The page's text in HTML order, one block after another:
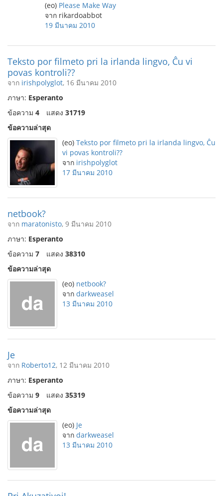
(eo) Please Make Way
จาก rikardoabbot
19 มีนาคม 2010
Teksto por filmeto pri la irlanda lingvo, Ĉu vi
povas kontroli??
จาก irishpolyglot, 16 มีนาคม 2010
ภาษา: Esperanto
ข้อความ 4 แสดง 31719
ข้อความล่าสุด
(eo) Teksto por filmeto pri la irlanda lingvo, Ĉu
vi povas kontroli??
จาก irishpolyglot
17 มีนาคม 2010
netbook?
จาก maratonisto, 9 มีนาคม 2010
ภาษา: Esperanto
ข้อความ 7 แสดง 38310
ข้อความล่าสุด
(eo) netbook?
จาก darkweasel
13 มีนาคม 2010
Je
จาก Roberto12, 12 มีนาคม 2010
ภาษา: Esperanto
ข้อความ 9 แสดง 35319
ข้อความล่าสุด
(eo) Je
จาก darkweasel
13 มีนาคม 2010